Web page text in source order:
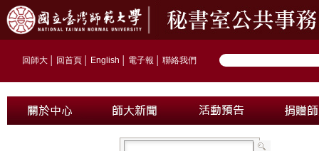
回師大 回首頁 English 電子報 聯絡我們